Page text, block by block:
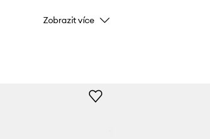
Barva výrobce
Značka
Zobrazit více